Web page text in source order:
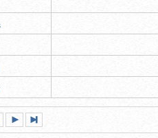
suivante
page